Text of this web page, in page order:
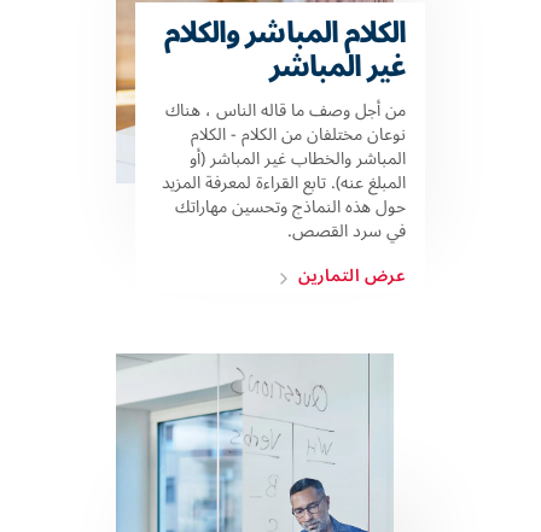
الكلام المباشر والكلام
غير المباشر
من أجل وصف ما قاله الناس ، هناك
نوعان مختلفان من الكلام - الكلام
المباشر والخطاب غير المباشر (أو
المبلغ عنه). تابع القراءة لمعرفة المزيد
حول هذه النماذج وتحسين مهاراتك
في سرد القصص.
عرض التمارين